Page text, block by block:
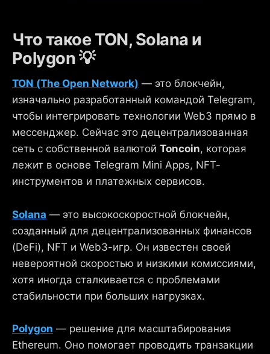
Что такое TON, Solana и
Polygon 💡
TON (The Open Network) — это блокчейн,
изначально разработанный командой Telegram,
чтобы интегрировать технологии Web3 прямо в
мессенджер. Сейчас это децентрализованная
сеть с собственной валютой Toncoin, которая
лежит в основе Telegram Mini Apps, NFT-
инструментов и платежных сервисов.
Solana — это высокоскоростной блокчейн,
созданный для децентрализованных финансов
(DeFi), NFT и Web3-игр. Он известен своей
невероятной скоростью и низкими комиссиями,
хотя иногда сталкивается с проблемами
стабильности при больших нагрузках.
Polygon — решение для масштабирования
Ethereum. Оно помогает проводить транзакции